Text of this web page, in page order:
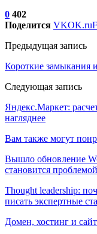
0 402
Поделится VKOK.ru
Предыдущая запись
Короткие замыкания
Следующая запись
Яндекс.Маркет:
нагляднее
Вам также могут
Вышло обновление
становится
Thought leadership:
писать экспертные
Домен, хостинг и